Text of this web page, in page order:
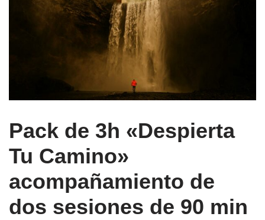
Pack de 3h «Despierta
Tu Camino»
acompañamiento de
dos sesiones de 90 min